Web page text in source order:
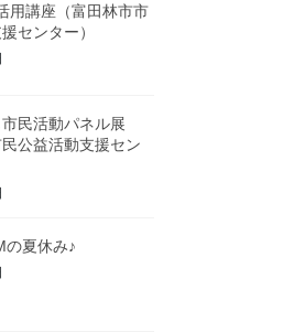
用講座（富田林市市
センター）
民活動パネル展
民公益活動支援セン
の夏休み♪